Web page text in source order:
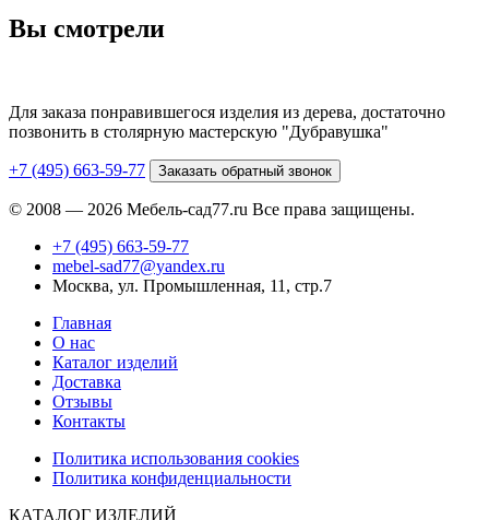
Вы смотрели
Для заказа понравившегося изделия из дерева, достаточно
позвонить в столярную мастерскую "Дубравушка"
+7 (495) 663-59-77 Заказать обратный звонок
© 2008 — 2026 Мебель-сад77.ru Все права защищены.
+7 (495) 663-59-77
mebel-sad77@yandex.ru
Москва, ул. Промышленная, 11, стр.7
Главная
О нас
Каталог изделий
Доставка
Отзывы
Контакты
Политика использования cookies
Политика конфиденциальности
КАТАЛОГ ИЗДЕЛИЙ